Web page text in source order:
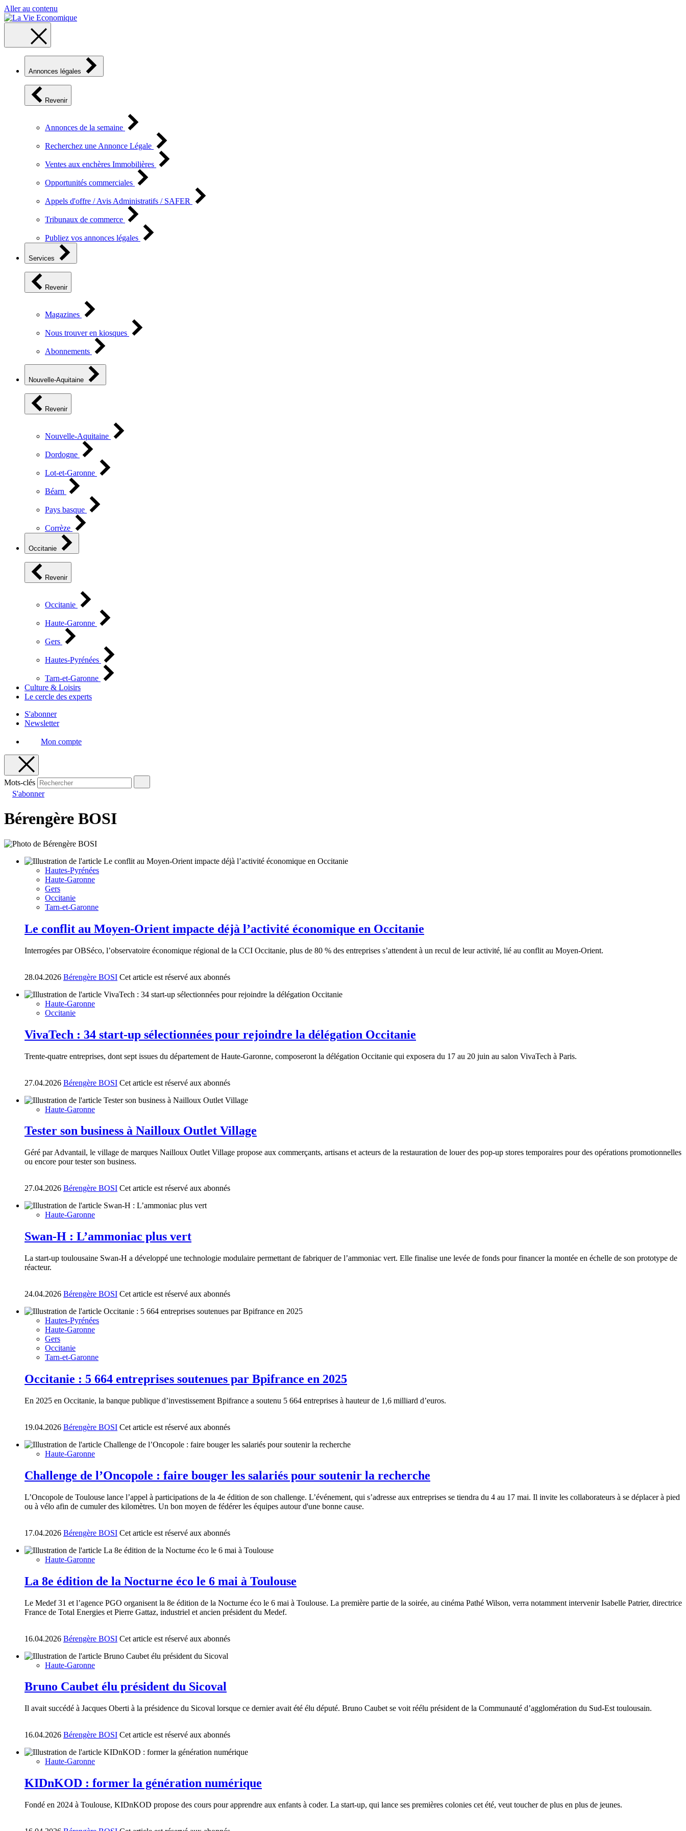
Aller au contenu
Annonces légales
Revenir
Annonces de la semaine
Recherchez une Annonce Légale
Ventes aux enchères Immobilières
Opportunités commerciales
Appels d'offre / Avis Administratifs / SAFER
Tribunaux de commerce
Publiez vos annonces légales
Services
Revenir
Magazines
Nous trouver en kiosques
Abonnements
Nouvelle-Aquitaine
Revenir
Nouvelle-Aquitaine
Dordogne
Lot-et-Garonne
Béarn
Pays basque
Corrèze
Occitanie
Revenir
Occitanie
Haute-Garonne
Gers
Hautes-Pyrénées
Tarn-et-Garonne
Culture & Loisirs
Le cercle des experts
S'abonner
Newsletter
Mon compte
Mots-clés
S'abonner
Bérengère BOSI
Hautes-Pyrénées
Haute-Garonne
Gers
Occitanie
Tarn-et-Garonne
Le conflit au Moyen-Orient impacte déjà l’activité économique en Occitanie
Interrogées par OBSéco, l’observatoire économique régional de la CCI Occitanie, plus de 80 % des entreprises s’attendent à un recul de leur activité, lié au conflit au Moyen-Orient.
28.04.2026 Bérengère BOSI Cet article est réservé aux abonnés
Haute-Garonne
Occitanie
VivaTech : 34 start-up sélectionnées pour rejoindre la délégation Occitanie
Trente-quatre entreprises, dont sept issues du département de Haute-Garonne, composeront la délégation Occitanie qui exposera du 17 au 20 juin au salon VivaTech à Paris.
27.04.2026 Bérengère BOSI Cet article est réservé aux abonnés
Haute-Garonne
Tester son business à Nailloux Outlet Village
Géré par Advantail, le village de marques Nailloux Outlet Village propose aux commerçants, artisans et acteurs de la restauration de louer des pop-up stores temporaires pour des opérations promotionnelles
ou encore pour tester son business.
27.04.2026 Bérengère BOSI Cet article est réservé aux abonnés
Haute-Garonne
Swan-H : L’ammoniac plus vert
La start-up toulousaine Swan-H a développé une technologie modulaire permettant de fabriquer de l’ammoniac vert. Elle finalise une levée de fonds pour financer la montée en échelle de son prototype de
réacteur.
24.04.2026 Bérengère BOSI Cet article est réservé aux abonnés
Hautes-Pyrénées
Haute-Garonne
Gers
Occitanie
Tarn-et-Garonne
Occitanie : 5 664 entreprises soutenues par Bpifrance en 2025
En 2025 en Occitanie, la banque publique d’investissement Bpifrance a soutenu 5 664 entreprises à hauteur de 1,6 milliard d’euros.
19.04.2026 Bérengère BOSI Cet article est réservé aux abonnés
Haute-Garonne
Challenge de l’Oncopole : faire bouger les salariés pour soutenir la recherche
L’Oncopole de Toulouse lance l’appel à participations de la 4e édition de son challenge. L’événement, qui s’adresse aux entreprises se tiendra du 4 au 17 mai. Il invite les collaborateurs à se déplacer à pied
ou à vélo afin de cumuler des kilomètres. Un bon moyen de fédérer les équipes autour d'une bonne cause.
17.04.2026 Bérengère BOSI Cet article est réservé aux abonnés
Haute-Garonne
La 8e édition de la Nocturne éco le 6 mai à Toulouse
Le Medef 31 et l’agence PGO organisent la 8e édition de la Nocturne éco le 6 mai à Toulouse. La première partie de la soirée, au cinéma Pathé Wilson, verra notamment intervenir Isabelle Patrier, directrice
France de Total Energies et Pierre Gattaz, industriel et ancien président du Medef.
16.04.2026 Bérengère BOSI Cet article est réservé aux abonnés
Haute-Garonne
Bruno Caubet élu président du Sicoval
Il avait succédé à Jacques Oberti à la présidence du Sicoval lorsque ce dernier avait été élu député. Bruno Caubet se voit réélu président de la Communauté d’agglomération du Sud-Est toulousain.
16.04.2026 Bérengère BOSI Cet article est réservé aux abonnés
Haute-Garonne
KIDnKOD : former la génération numérique
Fondé en 2024 à Toulouse, KIDnKOD propose des cours pour apprendre aux enfants à coder. La start-up, qui lance ses premières colonies cet été, veut toucher de plus en plus de jeunes.